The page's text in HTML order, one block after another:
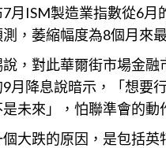
月ISM製造業指數從6月
，萎縮幅度為8個月來
，對此華爾街市場金
月降息說暗示，「想要
未來」，怕聯準會的動
個大跌的原因，是包括